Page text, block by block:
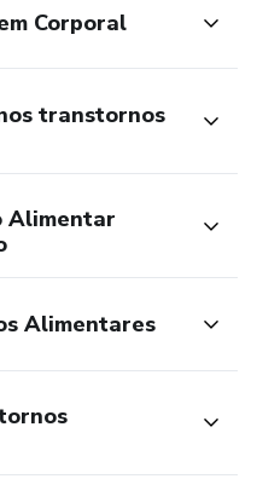
ao Processo
o parecer profissional.
Corporal
transtornos
Alimentar
Alimentares